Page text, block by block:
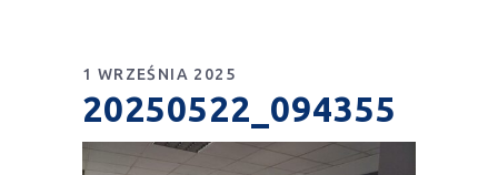
1 WRZEŚNIA 2025
20250522_094355